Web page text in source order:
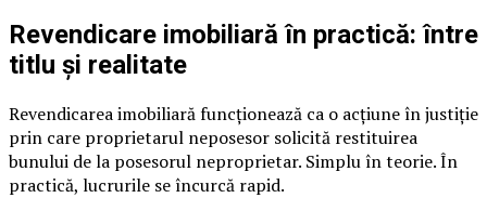
Revendicare imobiliară în practică: între
titlu și realitate
Revendicarea imobiliară funcționează ca o acțiune în justiție
prin care proprietarul neposesor solicită restituirea
bunului de la posesorul neproprietar. Simplu în teorie. În
practică, lucrurile se încurcă rapid.